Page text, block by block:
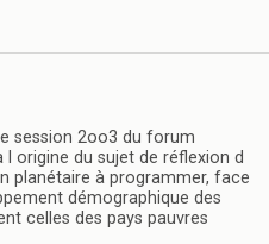
session 2oo3 du forum
l origine du sujet de réflexion d
planétaire à programmer, face
démographique des
celles des pays pauvres